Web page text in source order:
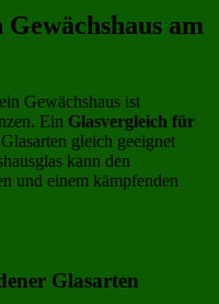
am
Gewächshaus ist
Ein Glasvergleich für
gleich geeignet
kann den
und einem kämpfenden
Glasarten